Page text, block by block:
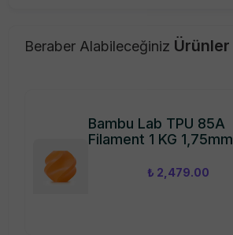
Beraber Alabileceğiniz Ürünler
Bambu Lab TPU 85A
Filament 1 KG 1,75mm
₺ 2,479.00